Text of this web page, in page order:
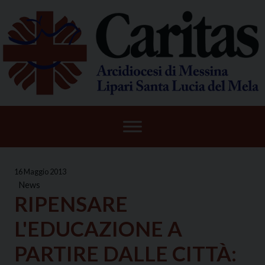
content
16 Maggio 2013
News
RIPENSARE
L'EDUCAZIONE A
PARTIRE DALLE CITTÀ: